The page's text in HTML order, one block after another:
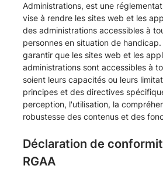
Administrations, est une
vise à rendre les sites web et les
des administrations accessibles à
personnes en situation de handicap.
garantir que les sites web et les
administrations sont accessibles à
soient leurs capacités ou leurs
principes et des directives
perception, l'utilisation, la
robustesse des contenus et des
Déclaration de
RGAA